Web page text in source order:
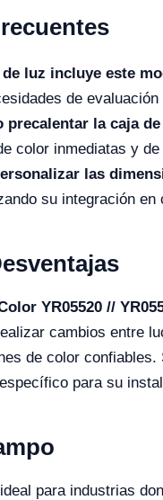
luz incluye este
de
precalentar la caja
color inmediatas y
las
su integración en
YR05520 //
cambios entre
de color
para su
para industrias